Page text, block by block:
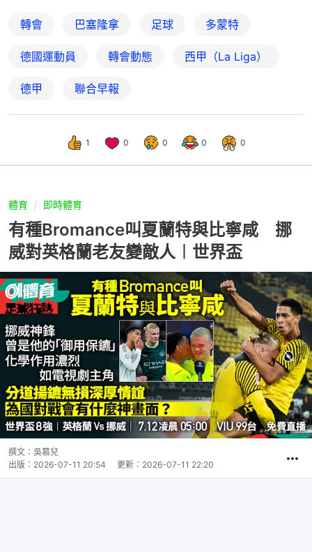
轉會 巴塞隆拿 足球 多蒙特
德國運動員 轉會動態 西甲（La Liga）
德甲 聯合早報
1 0 0 0 0
體育 即時體育
有種Bromance叫夏蘭特與比寧咸 挪
威對英格蘭老友變敵人︱世界盃
撰文： 吳慕兒
出版： 2026-07-11 20:54 更新： 2026-07-11 22:20